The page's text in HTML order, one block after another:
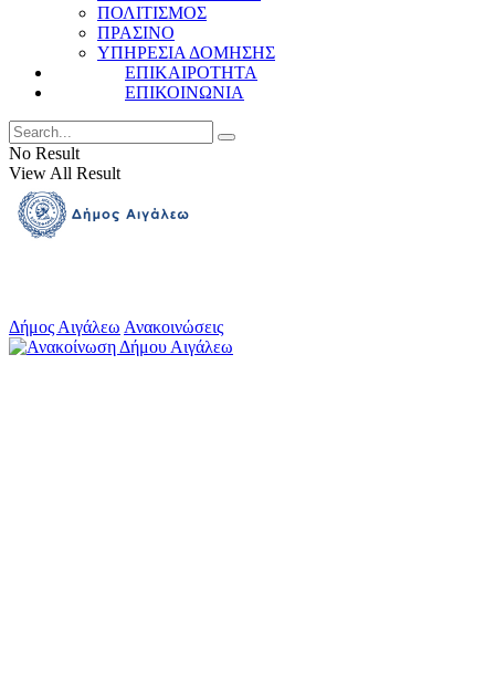
ΠΟΛΙΤΙΣΜΟΣ
ΠΡΑΣΙΝΟ
ΥΠΗΡΕΣΙΑ ΔΟΜΗΣΗΣ
ΕΠΙΚΑΙΡΟΤΗΤΑ
ΕΠΙΚΟΙΝΩΝΙΑ
No Result
View All Result
Δήμος Αιγάλεω Ανακοινώσεις